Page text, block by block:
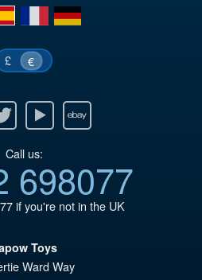
fr de
£ €
Ebay
Call us:
698077
if you're not in the UK
Toys
Ward Way